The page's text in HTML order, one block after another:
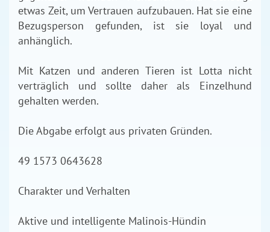
etwas Zeit, um Vertrauen aufzubauen. Hat sie eine
Bezugsperson gefunden, ist sie loyal und
anhänglich.
Mit Katzen und anderen Tieren ist Lotta nicht
verträglich und sollte daher als Einzelhund
gehalten werden.
Die Abgabe erfolgt aus privaten Gründen.
49 1573 0643628
Charakter und Verhalten
Aktive und intelligente Malinois-Hündin